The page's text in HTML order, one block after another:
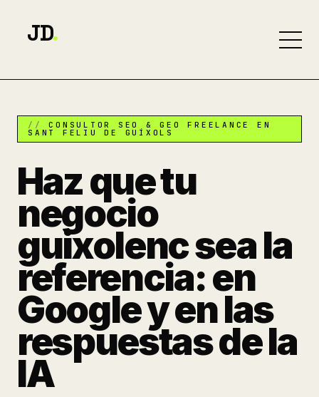
JD.
CONSULTOR SEO & GEO FREELANCE EN
SANT FELIU DE GUÍXOLS
Haz que tu
negocio
guixolenc sea la
referencia: en
Google y en las
respuestas de la
IA